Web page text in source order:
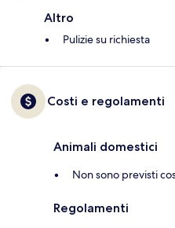
Altro
Pulizie su richiesta
Costi e regolamenti
Animali domestici
Non sono previsti
Regolamenti